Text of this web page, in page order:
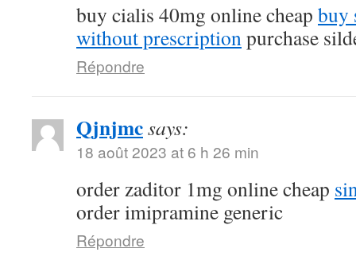
buy cialis 40mg online cheap buy
without prescriptionpurchase
Répondre
Qjnjmcsays:
18 août 2023 at 6 h 26 min
order zaditor 1mg online cheap
order imipramine generic
Répondre